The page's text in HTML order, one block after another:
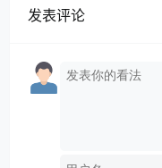
发表评论